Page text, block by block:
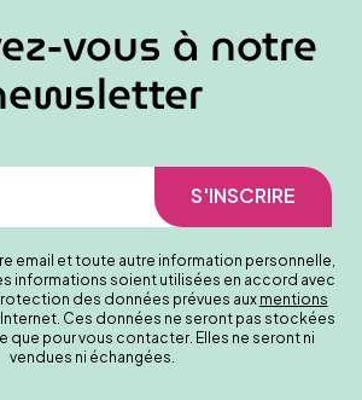
vous à notre
email et toute autre information personnelle,
informations soient utilisées en accord avec
des données prévues aux mentions
Ces données ne seront pas stockées
que pour vous contacter. Elles ne seront ni
vendues ni échangées.